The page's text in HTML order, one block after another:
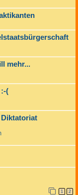
mehr...
(
Diktatoriat
1 2